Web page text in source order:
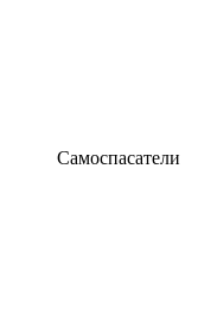
Самоспасатели